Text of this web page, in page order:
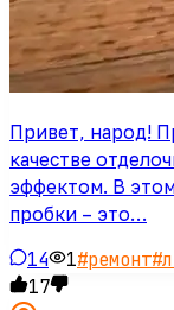
Привет, народ!
качестве
эффектом. В
пробки – это…
14 1#ремонт#
17